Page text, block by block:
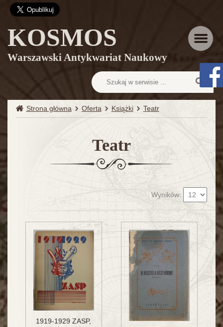
KOSMOS
Warszawski Antykwariat Naukowy
Strona główna Oferta Książki Teatr
Teatr
Wyników:
1919-1929 ZASP,